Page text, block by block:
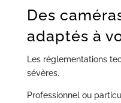
Des
adaptés à
Les réglementations
sévères.
Professionnel ou